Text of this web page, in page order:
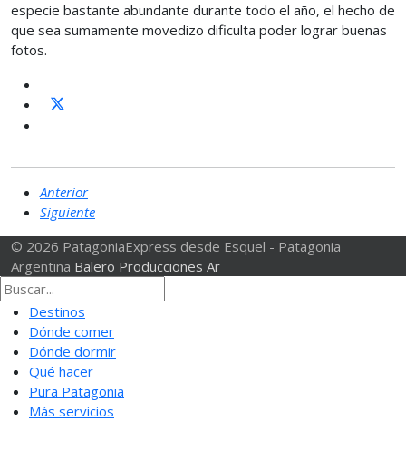
especie bastante abundante durante todo el año, el hecho de
que sea sumamente movedizo dificulta poder lograr buenas
fotos.
Anterior
Siguiente
© 2026 PatagoniaExpress desde Esquel - Patagonia
Argentina Balero Producciones Ar
Destinos
Dónde comer
Dónde dormir
Qué hacer
Pura Patagonia
Más servicios